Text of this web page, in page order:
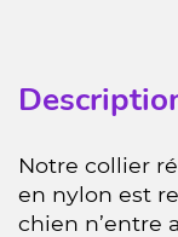
Notre collier
en nylon est
chien n’entre